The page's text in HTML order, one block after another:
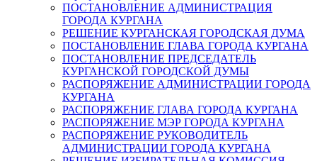
ПОСТАНОВЛЕНИЕ АДМИНИСТРАЦИЯ
ГОРОДА КУРГАНА
РЕШЕНИЕ КУРГАНСКАЯ ГОРОДСКАЯ ДУМА
ПОСТАНОВЛЕНИЕ ГЛАВА ГОРОДА КУРГАНА
ПОСТАНОВЛЕНИЕ ПРЕДСЕДАТЕЛЬ
КУРГАНСКОЙ ГОРОДСКОЙ ДУМЫ
РАСПОРЯЖЕНИЕ АДМИНИСТРАЦИИ ГОРОДА
КУРГАНА
РАСПОРЯЖЕНИЕ ГЛАВА ГОРОДА КУРГАНА
РАСПОРЯЖЕНИЕ МЭР ГОРОДА КУРГАНА
РАСПОРЯЖЕНИЕ РУКОВОДИТЕЛЬ
АДМИНИСТРАЦИИ ГОРОДА КУРГАНА